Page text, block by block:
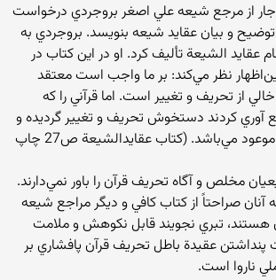
از مرجع‌ شيعه‌ علي‌ اصغر بروجردي‌ درخواست‌
توضيح‌ و بيان‌ عقايد شيعه‌ بنويسد. بروجردي‌ به‌
عقايد الشيعة‌ تأليف‌ كرد. او در اين‌ كتاب‌ در
نظر مي‌كند: بر ما واجب‌ است‌ معتقد
از تحريف‌ و تغيير است‌. اما قرآني‌ را كه‌
آوري‌ كردند دستخوش‌ تحريف‌ و تغيير گرديده‌ و
قرآن‌ اصلي‌ نزد مهدي‌ موعود مي‌باشد. (كتاب‌ عقايدالشيعة‌ ص‌27 چاپ‌
مخلص‌ و آگاه‌ تحريف‌ قرآن‌ را باور نمي‌دارند.
آنان‌ صراحتاً از كتاب ‌كافي‌ و ديگر مراجع شيعه
تبري نجويند قابل نكوهش و ملامت
عقيدة باطل تحريف قرآن پافشاري بر
ناروا است.